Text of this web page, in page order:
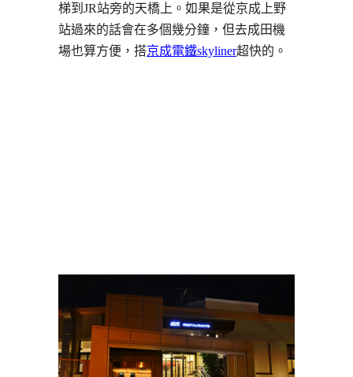
梯到JR站旁的天橋上。如果是從京成上野
站過來的話會在多個幾分鐘，但去成田機
場也算方便，搭京成電鐵skyliner超快的。